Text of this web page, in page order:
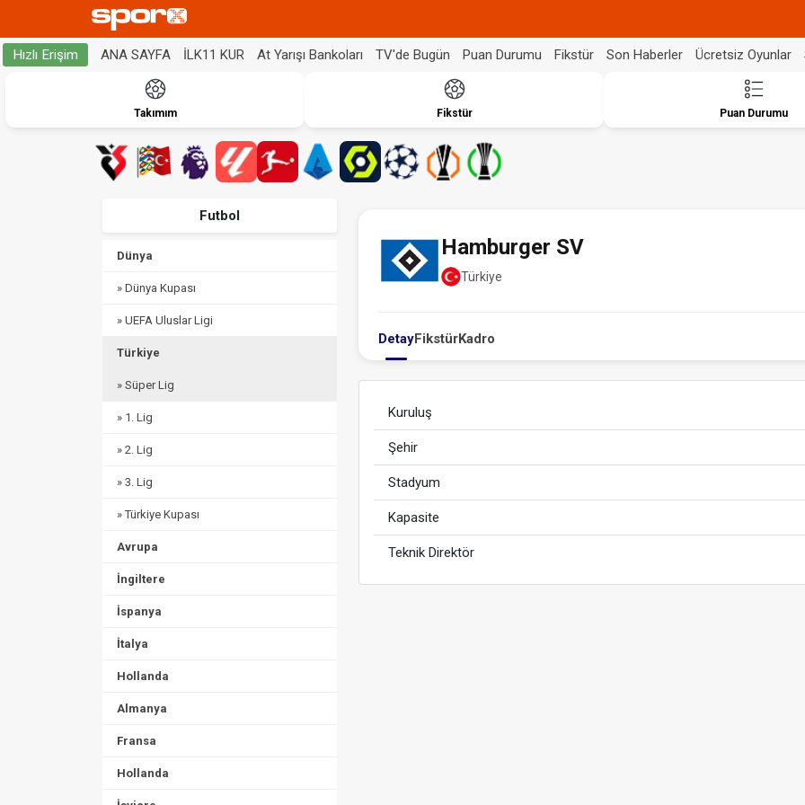
Hızlı Erişim ANA SAYFA İLK11 KUR At Yarışı Bankoları TV'de Bugün Puan Durumu Fikstür Son Haberler Ücretsiz Oyunlar
Takımım Fikstür Puan Durumu
Futbol
Dünya
» Dünya Kupası
» UEFA Uluslar Ligi
Türkiye
» Süper Lig
» 1. Lig
» 2. Lig
» 3. Lig
» Türkiye Kupası
Avrupa
İngiltere
İspanya
İtalya
Hollanda
Almanya
Fransa
Hollanda
Hamburger SV
Türkiye
DetayFikstürKadro
Kuruluş
Şehir
Stadyum
Kapasite
Teknik Direktör